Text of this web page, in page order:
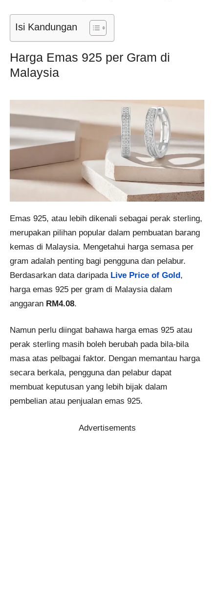
Isi Kandungan
Harga Emas 925 per Gram di
Malaysia
Emas 925, atau lebih dikenali sebagai perak sterling,
merupakan pilihan popular dalam pembuatan barang
kemas di Malaysia. Mengetahui harga semasa per
gram adalah penting bagi pengguna dan pelabur.
Berdasarkan data daripada Live Price of Gold,
harga emas 925 per gram di Malaysia dalam
anggaran RM4.08.
Namun perlu diingat bahawa harga emas 925 atau
perak sterling masih boleh berubah pada bila-bila
masa atas pelbagai faktor. Dengan memantau harga
secara berkala, pengguna dan pelabur dapat
membuat keputusan yang lebih bijak dalam
pembelian atau penjualan emas 925.
Advertisements